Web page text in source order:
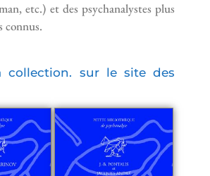
etc.) et des psychanalystes plus
connus.
collection. sur le site des